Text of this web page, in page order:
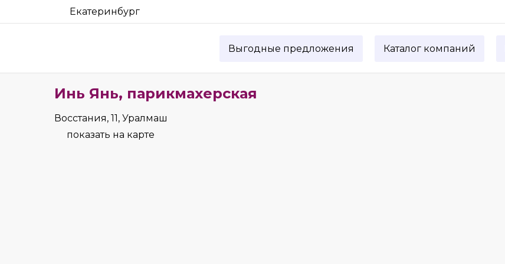
Екатеринбург
Выгодные предложения Каталог компаний
Инь Янь, парикмахерская
Восстания, 11, Уралмаш
показать на карте